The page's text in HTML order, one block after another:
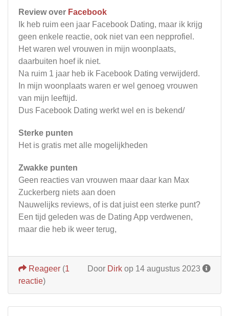
Review over Facebook
Ik heb ruim een jaar Facebook Dating, maar ik krijg
geen enkele reactie, ook niet van een nepprofiel.
Het waren wel vrouwen in mijn woonplaats,
daarbuiten hoef ik niet.
Na ruim 1 jaar heb ik Facebook Dating verwijderd.
In mijn woonplaats waren er wel genoeg vrouwen
van mijn leeftijd.
Dus Facebook Dating werkt wel en is bekend/
Sterke punten
Het is gratis met alle mogelijkheden
Zwakke punten
Geen reacties van vrouwen maar daar kan Max
Zuckerberg niets aan doen
Nauwelijks reviews, of is dat juist een sterke punt?
Een tijd geleden was de Dating App verdwenen,
maar die heb ik weer terug,
Door Dirk op 14 augustus 2023
Reageer (1
reactie)